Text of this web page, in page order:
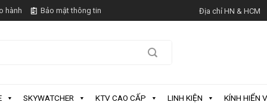
hành Bảo mật thông tin Địa chỉ HN & HCM
SKYWATCHER KTV CAO CẤP LINH KIỆN KÍNH HIỂN